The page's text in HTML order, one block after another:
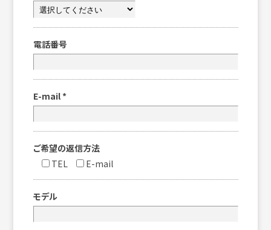
電話番号
E-mail *
ご希望の返信方法
TEL
E-mail
モデル